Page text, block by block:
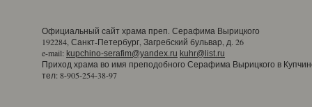
Официальный сайт храма преп. Серафима Вырицкого
192284, Санкт-Петербург, Загребский бульвар, д. 26
e-mail: kupchino-serafim@yandex.ru kuhr@list.ru
Приход храма во имя преподобного Серафима Вырицкого в
тел: 8-905-254-38-97